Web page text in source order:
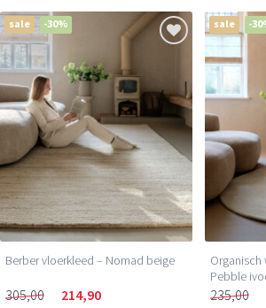
sale -30%
Berber vloerkleed – Nomad beige
305,00 214,90
sale -
Organisch
Pebble
235,00